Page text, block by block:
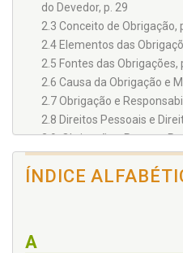
do Devedor, p. 29
2.3 Conceito de Obrigação,
2.4 Elementos das
2.5 Fontes das Obrigações,
2.6 Causa da Obrigação e
2.7 Obrigação e
2.8 Direitos Pessoais e
2.9 Obrigações Propter
Real, p. 43
3 CLASSIFICAÇÃO DAS
ÍNDICE
A